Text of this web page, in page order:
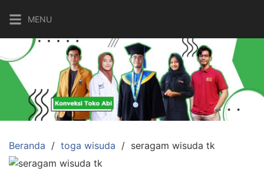
ke
konten
MENU
Beranda toga wisuda seragam wisuda tk